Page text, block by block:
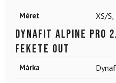
Méret XS/S,
DYNAFIT Alpine Pro
Fekete Out
Márka